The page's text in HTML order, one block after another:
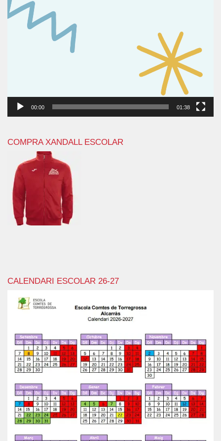
00:00 01:38
COMPRA XANDALL ESCOLAR
CALENDARI ESCOLAR 26-27